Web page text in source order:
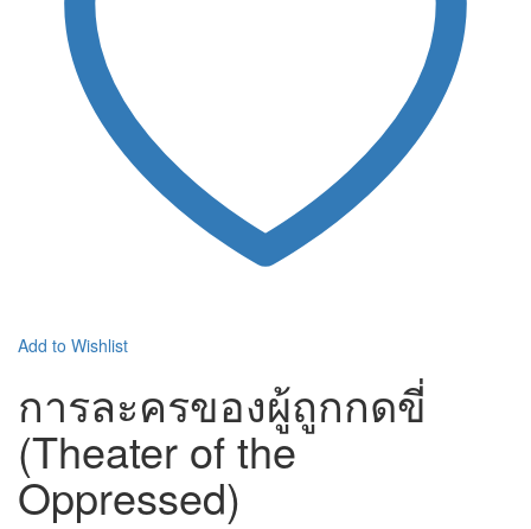
Add to Wishlist
การละครของผู้ถูกกดขี่
(Theater of the
Oppressed)